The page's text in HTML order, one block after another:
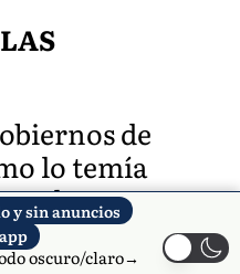
de
lo temía
la
y sin anuncios
oscuro/claro→